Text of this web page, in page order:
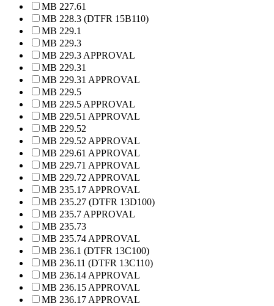
MB 227.61
MB 228.3 (DTFR 15B110)
MB 229.1
MB 229.3
MB 229.3 APPROVAL
MB 229.31
MB 229.31 APPROVAL
MB 229.5
MB 229.5 APPROVAL
MB 229.51 APPROVAL
MB 229.52
MB 229.52 APPROVAL
MB 229.61 APPROVAL
MB 229.71 APPROVAL
MB 229.72 APPROVAL
MB 235.17 APPROVAL
MB 235.27 (DTFR 13D100)
MB 235.7 APPROVAL
MB 235.73
MB 235.74 APPROVAL
MB 236.1 (DTFR 13C100)
MB 236.11 (DTFR 13C110)
MB 236.14 APPROVAL
MB 236.15 APPROVAL
MB 236.17 APPROVAL